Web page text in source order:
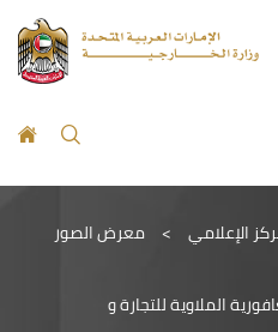
الإعلامي > معرض الصور
الملاوية للتجارة و